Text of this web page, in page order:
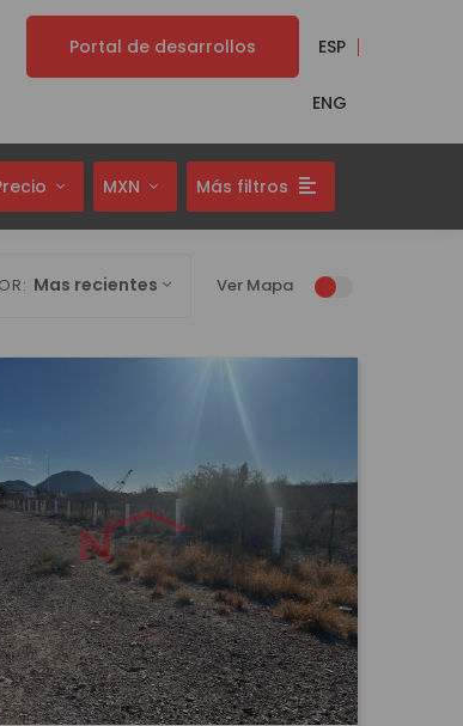
Portal de desarrollos ESP
ENG
MXN Más filtros
Mas recientes Ver Mapa